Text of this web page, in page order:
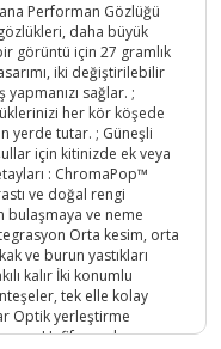
Performan Gözlüğü
daha büyük
görüntü için 27 gramlık
iki değiştirilebilir
sağlar. ;
her kör köşede
yerde tutar. ; Güneşli
için kitinizde ek veya
: ChromaPop™
ve doğal rengi
bulaşmaya ve neme
Orta kesim, orta
ve burun yastıkları
kalır İki konumlu
tek elle kolay
Optik yerleştirme
Hafif, esnek ve